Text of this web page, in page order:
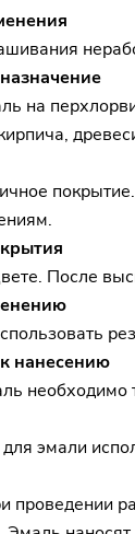
на
После
нанесению
необходимо
эмали
проведении